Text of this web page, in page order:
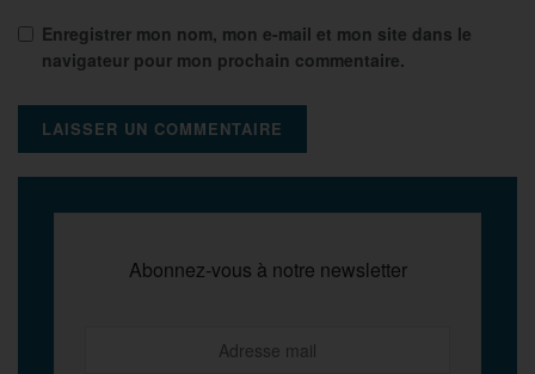
Enregistrer mon nom, mon e-mail et mon site dans le
navigateur pour mon prochain commentaire.
Abonnez-vous à notre newsletter